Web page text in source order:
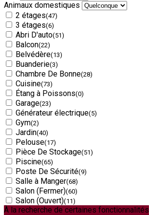
Animaux domestiques
2 étages(47)
3 étages(6)
Abri D'auto(51)
Balcon(22)
Belvédère(13)
Buanderie(3)
Chambre De Bonne(28)
Cuisine(73)
Étang à Poissons(0)
Garage(23)
Générateur électrique(5)
Gym(2)
Jardin(40)
Pelouse(17)
Pièce De Stockage(51)
Piscine(65)
Poste De Sécurité(9)
Salle à Manger(68)
Salon (Fermer)(60)
Salon (Ouvert)(11)
À la recherche de certaines fonctionnalités